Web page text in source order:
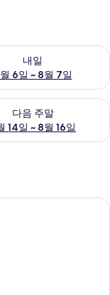
일
내일
6일 ~ 8월 7일
가능 여부 확인, 8월
9일
다음 주말
14일 ~ 8월 16일
예약 가능 여부 확인,
실 내 금고, 책상, 무료 WiFi